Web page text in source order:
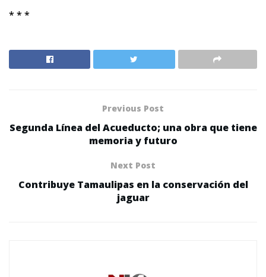
* * *
Previous Post
Segunda Línea del Acueducto; una obra que tiene
memoria y futuro
Next Post
Contribuye Tamaulipas en la conservación del
jaguar